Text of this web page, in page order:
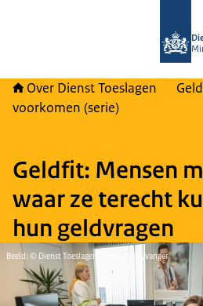
Over Dienst Toeslagen
voorkomen (serie)
Geldfit: Mensen
waar ze terecht
hun geldvragen
Beeld: © Dienst Toeslagen / Jarno Kraayvanger